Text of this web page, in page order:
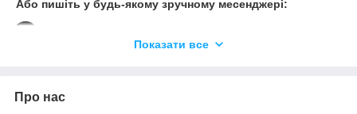
Або пишіть у будь-якому зручному месенджері:
Ми зможемо запропонувати вам більше!
Показати все
Про нас